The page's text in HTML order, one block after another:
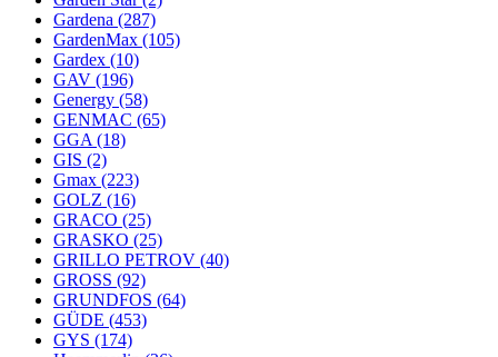
Gardena (287)
GardenMax (105)
Gardex (10)
GAV (196)
Genergy (58)
GENMAC (65)
GGA (18)
GIS (2)
Gmax (223)
GOLZ (16)
GRACO (25)
GRASKO (25)
GRILLO PETROV (40)
GROSS (92)
GRUNDFOS (64)
GÜDE (453)
GYS (174)